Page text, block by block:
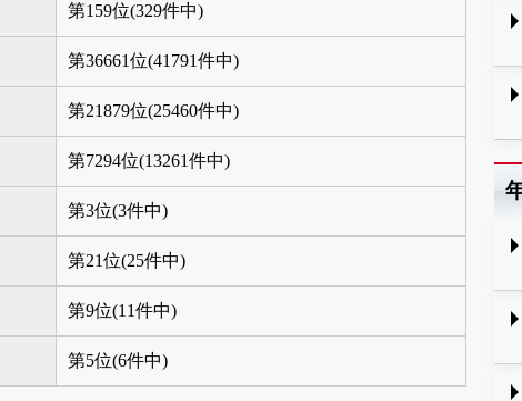
第159位(329件中)
第36661位(41791件中)
第21879位(25460件中)
第7294位(13261件中)
第3位(3件中)
第21位(25件中)
第9位(11件中)
第5位(6件中)